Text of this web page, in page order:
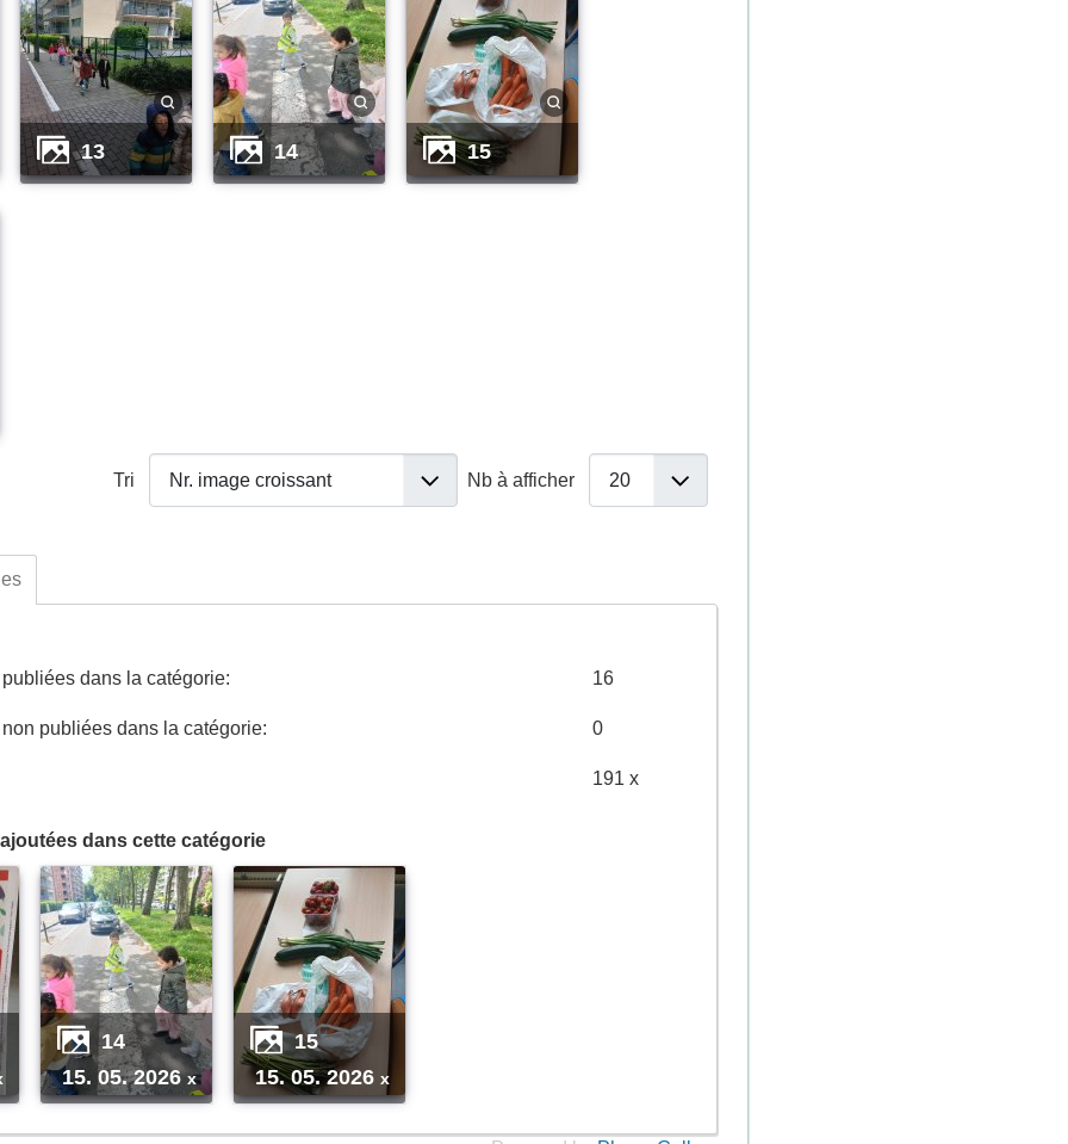
13 14 15
Tri Nb à afficher
dans la catégorie: 16
publiées dans la catégorie: 0
191 x
dans cette catégorie
14
15. 05. 2026x
15
15. 05. 2026 x